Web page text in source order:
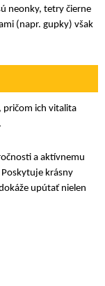
neonky, tetry čierne
(napr. gupky) však
, pričom ich vitalita
a aktívnemu
krásny
upútať nielen